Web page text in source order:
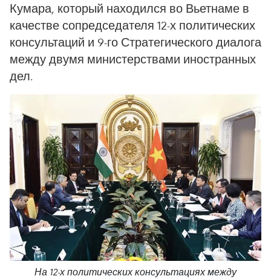
Кумара, который находился во Вьетнаме в
качестве сопредседателя 12-х политических
консультаций и 9-го Стратегического диалога
между двумя министерствами иностранных
дел.
На 12-х политических консультациях между